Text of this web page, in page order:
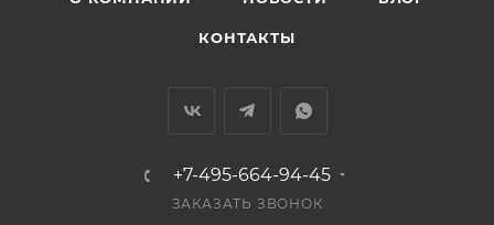
КОНТАКТЫ
+7-495-664-94-45
ЗАКАЗАТЬ ЗВОНОК